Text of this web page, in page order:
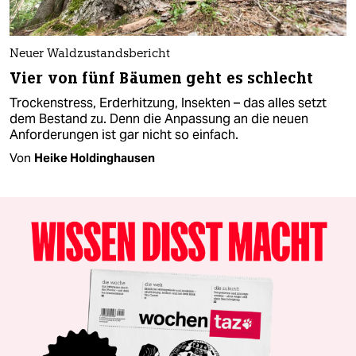
Neuer Waldzustandsbericht
Vier von fünf Bäumen geht es schlecht
Trockenstress, Erderhitzung, Insekten – das alles setzt
dem Bestand zu. Denn die Anpassung an die neuen
Anforderungen ist gar nicht so einfach.
Von Heike Holdinghausen